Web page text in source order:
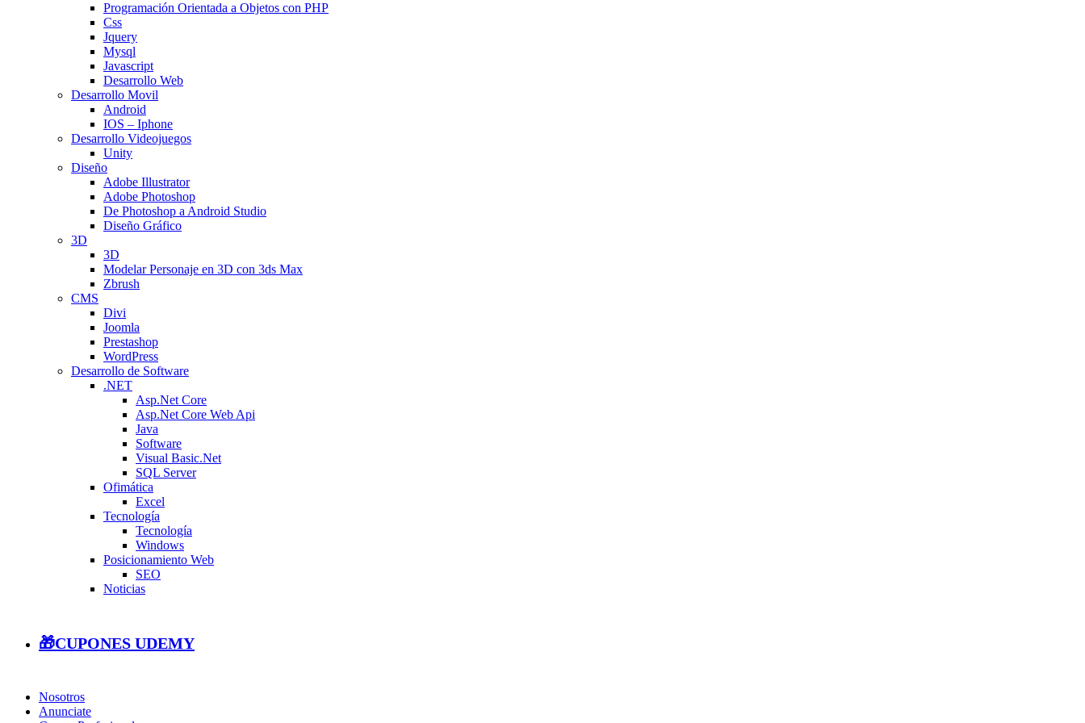
Programación Orientada a Objetos con PHP
Css
Jquery
Mysql
Javascript
Desarrollo Web
Desarrollo Movil
Android
IOS – Iphone
Desarrollo Videojuegos
Unity
Diseño
Adobe Illustrator
Adobe Photoshop
De Photoshop a Android Studio
Diseño Gráfico
3D
3D
Modelar Personaje en 3D con 3ds Max
Zbrush
CMS
Divi
Joomla
Prestashop
WordPress
Desarrollo de Software
.NET
Asp.Net Core
Asp.Net Core Web Api
Java
Software
Visual Basic.Net
SQL Server
Ofimática
Excel
Tecnología
Tecnología
Windows
Posicionamiento Web
SEO
Noticias
🎁CUPONES UDEMY
Nosotros
Anunciate